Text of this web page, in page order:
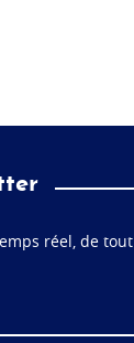
réel, de